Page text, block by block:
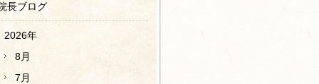
長ブログ
2026年
8月
7月